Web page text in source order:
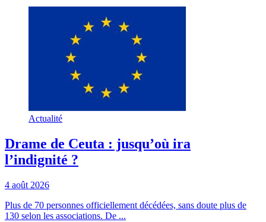
Actualité
Drame de Ceuta : jusqu’où ira
l’indignité ?
4 août 2026
Plus de 70 personnes officiellement décédées, sans doute plus de
130 selon les associations. De ...